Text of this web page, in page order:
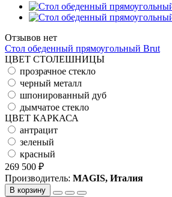
Отзывов нет
Стол обеденный прямоугольный Brut
ЦВЕТ СТОЛЕШНИЦЫ
прозрачное стекло
черный металл
шпонированный дуб
дымчатое стекло
ЦВЕТ КАРКАСА
антрацит
зеленый
красный
269 500 ₽
Производитель: MAGIS, Италия
В корзину